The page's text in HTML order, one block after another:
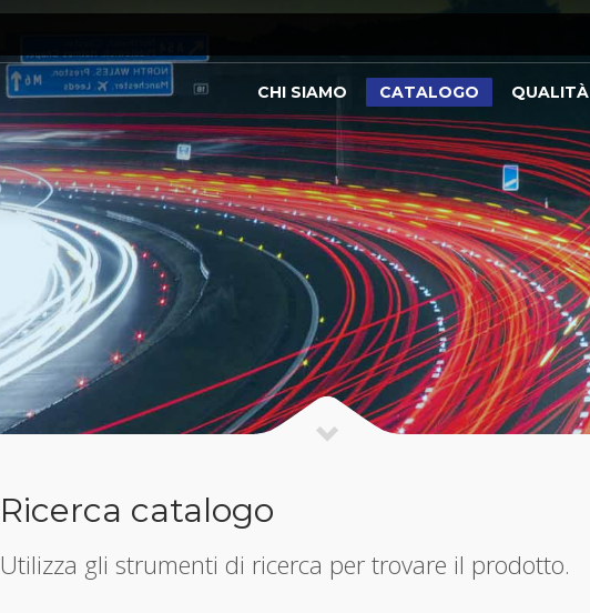
CHI SIAMO CATALOGO QUALITÀ
Ricerca catalogo
Utilizza gli strumenti di ricerca per trovare il prodotto.